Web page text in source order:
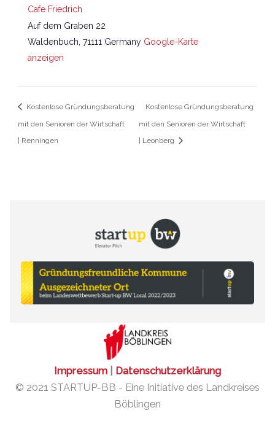
Cafe Friedrich
Auf dem Graben 22
Waldenbuch, 71111 Germany Google-Karte
anzeigen
Kostenlose Gründungsberatung
mit den Senioren der Wirtschaft
| Renningen
Kostenlose Gründungsberatung
mit den Senioren der Wirtschaft
| Leonberg
Impressum
Datenschutzerklärung
© 2021 STARTUP-BB - Eine Initiative des Landkreises
Böblingen